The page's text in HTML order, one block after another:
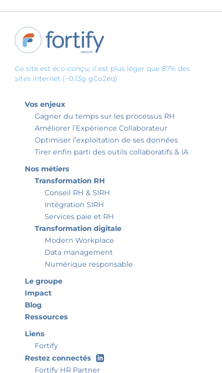
Ce site est éco-conçu, il est plus léger que 87% des
sites internet (~0,13g gCo2eq)
Vos enjeux
Gagner du temps sur les processus RH
Améliorer l’Expérience Collaborateur
Optimiser l’exploitation de ses données
Tirer enfin parti des outils collaboratifs & IA
Nos métiers
Transformation RH
Conseil RH & SIRH
Intégration SIRH
Services paie et RH
Transformation digitale
Modern Workplace
Data management
Numérique responsable
Le groupe
Impact
Blog
Ressources
Liens
Fortify
Restez connectés
Fortify HR Partner